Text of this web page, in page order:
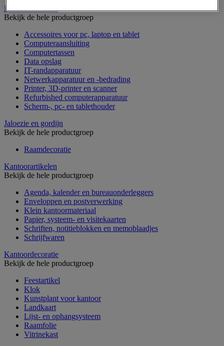
IT en multimedia
Bekijk de hele productgroep
Accessoires voor pc, laptop en tablet
Computeraansluiting
Computertassen
Data opslag
IT-randapparatuur
Netwerkapparatuur en -bedrading
Printer, 3D-printer en scanner
Refurbished computerapparatuur
Scherm-, pc- en tablethouder
Jaloezie en gordijn
Bekijk de hele productgroep
Raamdecoratie
Kantoorartikelen
Bekijk de hele productgroep
Agenda, kalender en bureauonderleggers
Enveloppen en postverwerking
Klein kantoormateriaal
Papier, systeem- en visitekaarten
Schriften, notitieblokken en memoblaadjes
Schrijfwaren
Kantoordecoratie
Bekijk de hele productgroep
Feestartikel
Klok
Kunstplant voor kantoor
Landkaart
Lijst- en ophangsysteem
Raamfolie
Vitrinekast